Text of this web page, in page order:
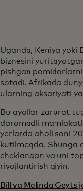
Uganda, Keniya
biznesini
pishgan
sotadi. Afrikada
ularning aksariyati
Bu ayollar zarurat
daromadli
yerlarda aholi soni
kutilmoqda. Shunga
cheklangan va uni
rivojlantirish qiyin.
Bill va Melinda Geyts